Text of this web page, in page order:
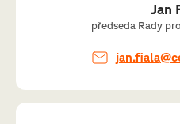
Jan
předseda Rady
jan.fiala